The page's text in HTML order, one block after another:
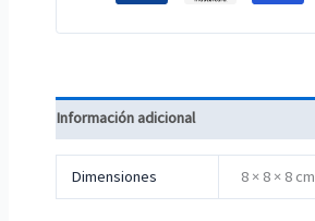
Información adicional
Dimensiones 8 × 8 × 8 cm